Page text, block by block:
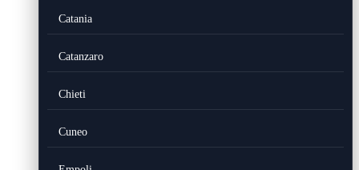
Catania
Catanzaro
Chieti
Cuneo